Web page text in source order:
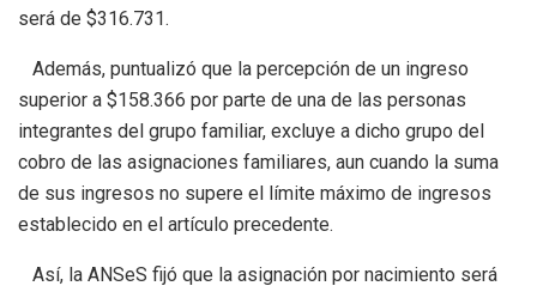
será de $316.731.
Además, puntualizó que la percepción de un ingreso
superior a $158.366 por parte de una de las personas
integrantes del grupo familiar, excluye a dicho grupo del
cobro de las asignaciones familiares, aun cuando la suma
de sus ingresos no supere el límite máximo de ingresos
establecido en el artículo precedente.
Así, la ANSeS fijó que la asignación por nacimiento será